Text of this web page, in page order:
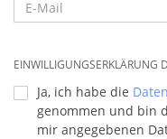
EINWILLIGUNGSERKLÄRUNG
Ja, ich habe die
genommen und bin
mir angegebenen